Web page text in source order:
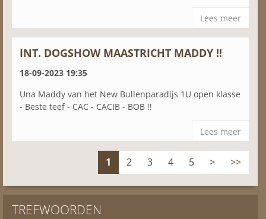
Lees meer
INT. DOGSHOW MAASTRICHT MADDY !!
18-09-2023 19:35
Una Maddy van het New Bullenparadijs 1U open klasse
- Beste teef - CAC - CACIB - BOB !!
Lees meer
1 2 3 4 5 > >>
TREFWOORDEN